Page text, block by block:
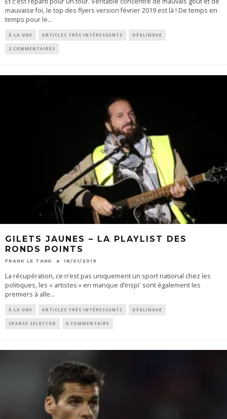
mauvaise foi, le top des flyers version février 2019 est là ! De temps en
temps pour le...
À LA UNE ARTICLES TRÈS INTÉRESSANTS DÉGLINGUE
2 COMMENTAIRES
GILETS JAUNES – LA PLAYLIST DES
RONDS POINTS
FRANK LE TANK 18/01/2019
La récupération, ce n’est pas uniquement un sport national chez les
politiques, les « artistes » en manque d’inspi' sont également les
premiers à alle...
À LA UNE ARTICLES TRÈS INTÉRESSANTS DÉGLINGUE
SPARSE SELECTOR 0 COMMENTAIRE